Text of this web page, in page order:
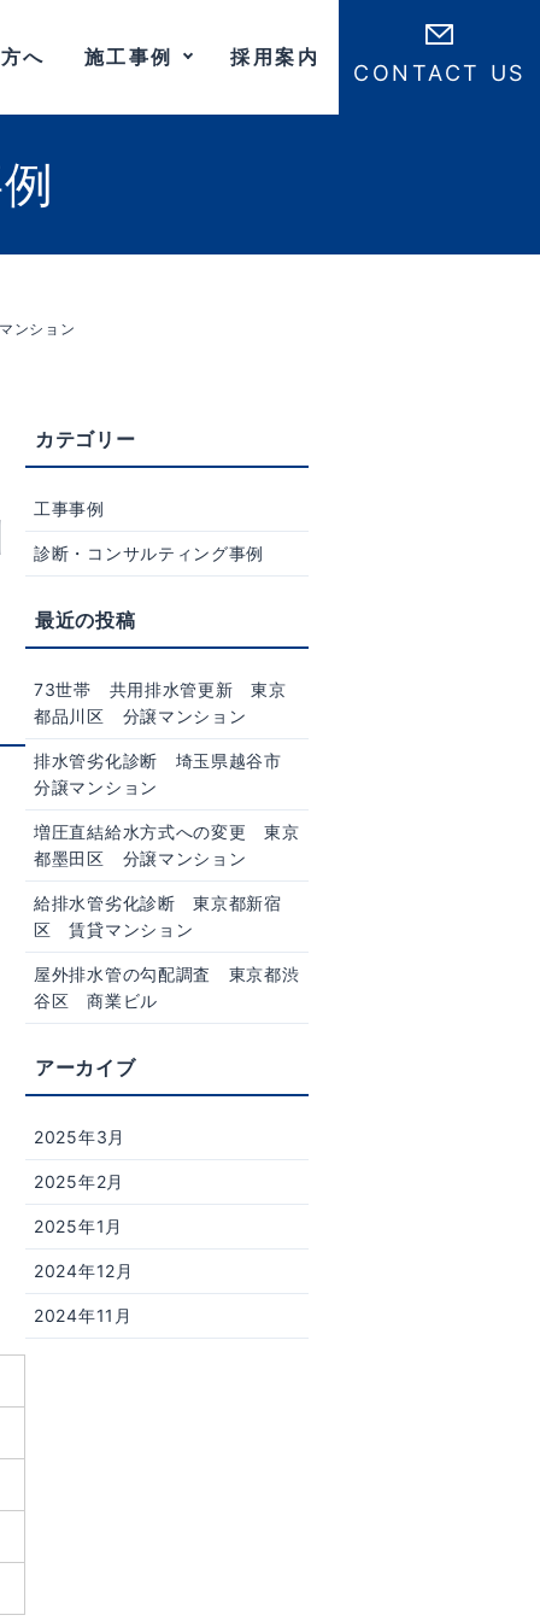
へ 施工事例 採用案内
CONTACT US
ンション
工事事例
診断・コンサルティング事例
73世帯 共用排水管更新 東京
都品川区 分譲マンション
排水管劣化診断 埼玉県越谷市
分譲マンション
増圧直結給水方式への変更 東京
都墨田区 分譲マンション
給排水管劣化診断 東京都新宿
区 賃貸マンション
屋外排水管の勾配調査 東京都渋
谷区 商業ビル
2025年3月
2025年2月
2025年1月
2024年12月
2024年11月